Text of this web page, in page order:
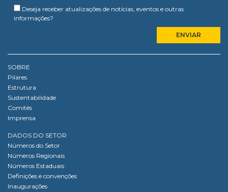
Deseja receber atualizações de notícias, eventos e outras
informações?
SOBRE
Pilares
Estrutura
Sustentabilidade
Comitês
Imprensa
DADOS DO SETOR
Números do Setor
Números Regionais
Números Estaduais
Definições e convenções
Inaugurações